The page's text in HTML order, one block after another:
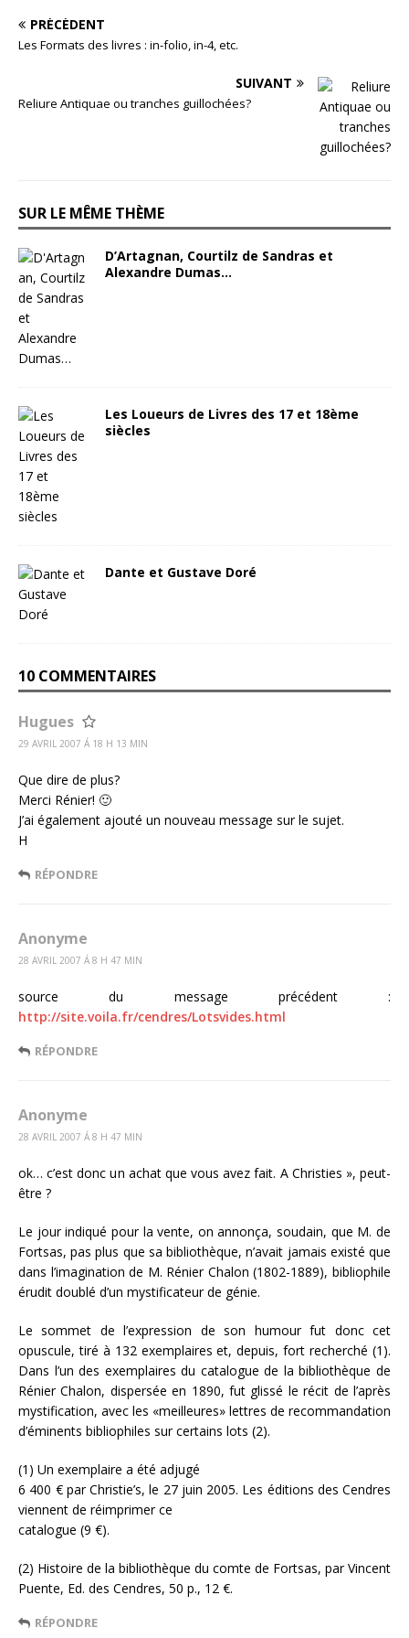
PRÉCÉDENT
Les Formats des livres : in-folio, in-4, etc.
SUIVANT
Reliure Antiquae ou tranches guillochées?
SUR LE MÊME THÈME
D’Artagnan, Courtilz de Sandras et
Alexandre Dumas…
Les Loueurs de Livres des 17 et 18ème
siècles
Dante et Gustave Doré
10 COMMENTAIRES
Hugues
29 AVRIL 2007 Á 18 H 13 MIN
Que dire de plus?
Merci Rénier! 🙂
J’ai également ajouté un nouveau message sur le sujet.
H
RÉPONDRE
Anonyme
28 AVRIL 2007 Á 8 H 47 MIN
source du message précédent :
http://site.voila.fr/cendres/Lotsvides.html
RÉPONDRE
Anonyme
28 AVRIL 2007 Á 8 H 47 MIN
ok… c’est donc un achat que vous avez fait. A Christies », peut-
être ?
Le jour indiqué pour la vente, on annonça, soudain, que M. de
Fortsas, pas plus que sa bibliothèque, n’avait jamais existé que
dans l’imagination de M. Rénier Chalon (1802-1889), bibliophile
érudit doublé d’un mystificateur de génie.
Le sommet de l’expression de son humour fut donc cet
opuscule, tiré à 132 exemplaires et, depuis, fort recherché (1).
Dans l’un des exemplaires du catalogue de la bibliothèque de
Rénier Chalon, dispersée en 1890, fut glissé le récit de l’après
mystification, avec les «meilleures» lettres de recommandation
d’éminents bibliophiles sur certains lots (2).
(1) Un exemplaire a été adjugé
6 400 € par Christie’s, le 27 juin 2005. Les éditions des Cendres
viennent de réimprimer ce
catalogue (9 €).
(2) Histoire de la bibliothèque du comte de Fortsas, par Vincent
Puente, Ed. des Cendres, 50 p., 12 €.
RÉPONDRE